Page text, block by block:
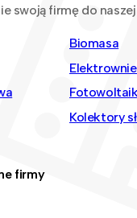
swoją firmę do
Biomasa
Kolektory
firmy